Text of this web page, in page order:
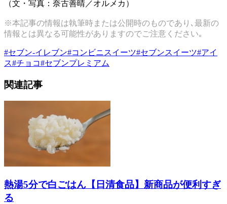
（文・写真：奈古善晴／オルメカ）
※本記事の情報は執筆時または公開時のものであり､最新の
情報とは異なる可能性がありますのでご注意ください｡
#セブン-イレブン#コンビニスイーツ#セブンスイーツ#アイ
ス#チョコ#セブンプレミアム
関連記事
熱湯5分で白ごはん【日清食品】新商品が便利すぎ
る